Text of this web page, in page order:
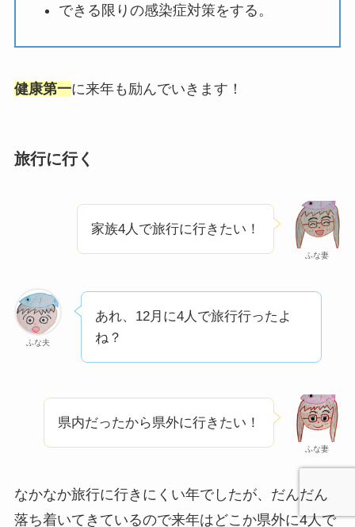
できる限りの感染症対策をする。
健康第一に来年も励んでいきます！
旅行に行く
ふな妻
家族4人で旅行に行きたい！
ふな夫
あれ、12月に4人で旅行行ったよ
ね？
ふな妻
県内だったから県外に行きたい！
なかなか旅行に行きにくい年でしたが、だんだん
落ち着いてきているので来年はどこか県外に4人で